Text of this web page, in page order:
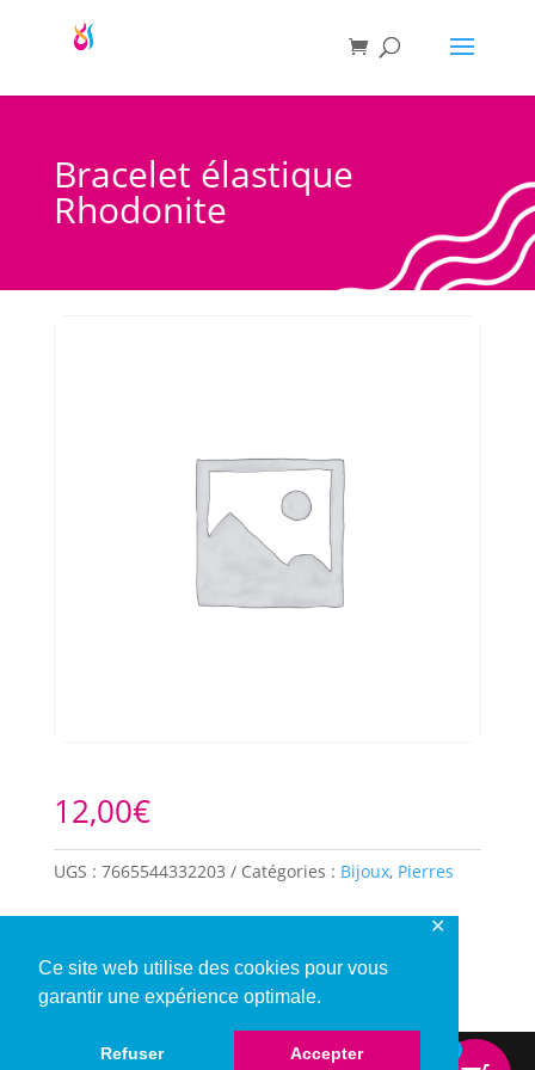
Ce site web utilise des cookies pour vous
garantir une expérience optimale.
Refuser Accepter
✕
Bracelet élastique
Rhodonite
12,00€
UGS : 7665544332203 Catégories : Bijoux, Pierres
Description